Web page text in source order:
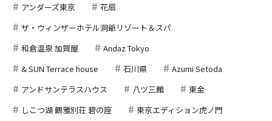
アンダーズ東京
花扇
ザ・ウィンザーホテル洞爺リゾート＆スパ
和倉温泉 加賀屋
Andaz Tokyo
& SUN Terrace house
石川県
Azumi Setoda
アンドサンテラスハウス
八ツ三館
東金
しこつ湖 鶴雅別荘 碧の座
東京エディション虎ノ門